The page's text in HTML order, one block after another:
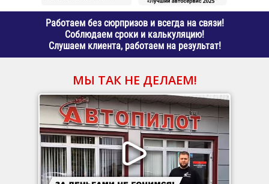
Работаем без сюрпризов и всегда на связи!
Соблюдаем сроки и калькуляцию!
Слушаем клиента, работаем на результат!
МЫ ТАК НЕ ДЕЛАЕМ!